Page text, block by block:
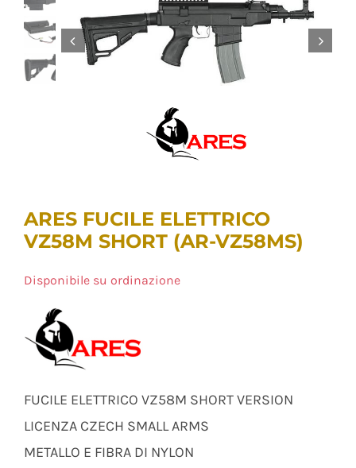
ARES FUCILE ELETTRICO
VZ58M SHORT (AR-VZ58MS)
Disponibile su ordinazione
FUCILE ELETTRICO VZ58M SHORT VERSION
LICENZA CZECH SMALL ARMS
METALLO E FIBRA DI NYLON